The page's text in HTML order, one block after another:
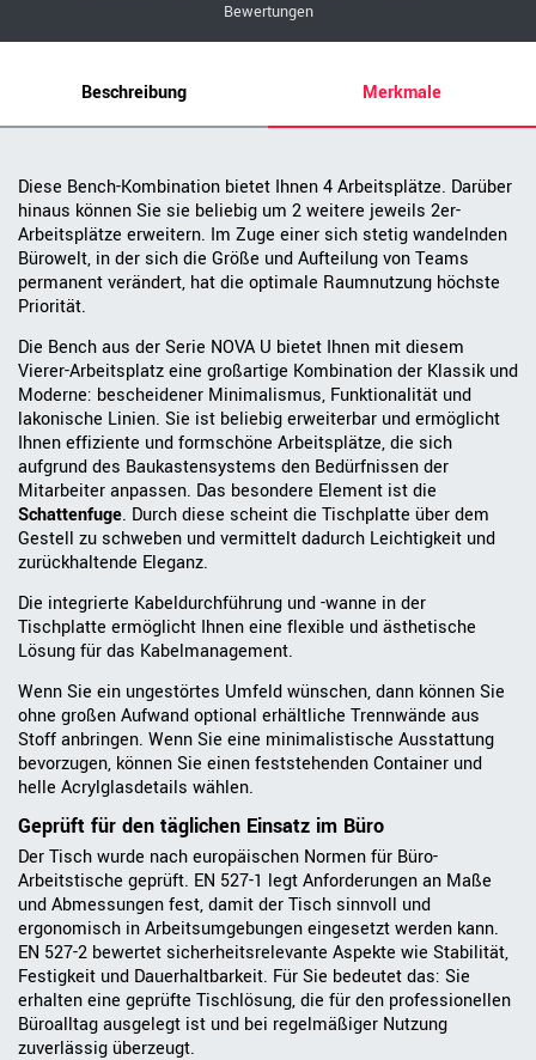
Bewertungen
Beschreibung Merkmale
Diese Bench-Kombination bietet Ihnen 4 Arbeitsplätze. Darüber
hinaus können Sie sie beliebig um 2 weitere jeweils 2er-
Arbeitsplätze erweitern. Im Zuge einer sich stetig wandelnden
Bürowelt, in der sich die Größe und Aufteilung von Teams
permanent verändert, hat die optimale Raumnutzung höchste
Priorität.
Die Bench aus der Serie NOVA U bietet Ihnen mit diesem
Vierer-Arbeitsplatz eine großartige Kombination der Klassik und
Moderne: bescheidener Minimalismus, Funktionalität und
lakonische Linien. Sie ist beliebig erweiterbar und ermöglicht
Ihnen effiziente und formschöne Arbeitsplätze, die sich
aufgrund des Baukastensystems den Bedürfnissen der
Mitarbeiter anpassen. Das besondere Element ist die
Schattenfuge. Durch diese scheint die Tischplatte über dem
Gestell zu schweben und vermittelt dadurch Leichtigkeit und
zurückhaltende Eleganz.
Die integrierte Kabeldurchführung und -wanne in der
Tischplatte ermöglicht Ihnen eine flexible und ästhetische
Lösung für das Kabelmanagement.
Wenn Sie ein ungestörtes Umfeld wünschen, dann können Sie
ohne großen Aufwand optional erhältliche Trennwände aus
Stoff anbringen. Wenn Sie eine minimalistische Ausstattung
bevorzugen, können Sie einen feststehenden Container und
helle Acrylglasdetails wählen.
Geprüft für den täglichen Einsatz im Büro
Der Tisch wurde nach europäischen Normen für Büro-
Arbeitstische geprüft. EN 527-1 legt Anforderungen an Maße
und Abmessungen fest, damit der Tisch sinnvoll und
ergonomisch in Arbeitsumgebungen eingesetzt werden kann.
EN 527-2 bewertet sicherheitsrelevante Aspekte wie Stabilität,
Festigkeit und Dauerhaltbarkeit. Für Sie bedeutet das: Sie
erhalten eine geprüfte Tischlösung, die für den professionellen
Büroalltag ausgelegt ist und bei regelmäßiger Nutzung
zuverlässig überzeugt.